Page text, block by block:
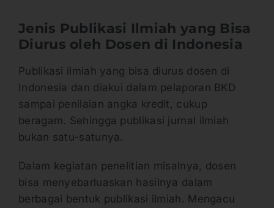
Jenis Publikasi Ilmiah yang Bisa
Diurus oleh Dosen di Indonesia
Publikasi ilmiah yang bisa diurus dosen di
Indonesia dan diakui dalam pelaporan BKD
sampai penilaian angka kredit, cukup
beragam. Sehingga publikasi jurnal ilmiah
bukan satu-satunya.
Dalam kegiatan penelitian misalnya, dosen
bisa menyebarluaskan hasilnya dalam
berbagai bentuk publikasi ilmiah. Mengacu